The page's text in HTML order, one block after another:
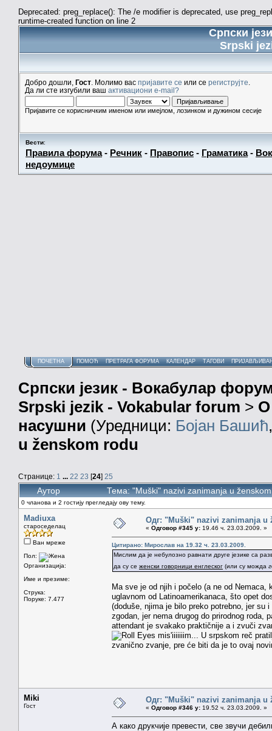
Deprecated: preg_replace(): The /e modifier is deprecated, use
runtime-created function on line 2
Српски
Srpski
Добро дошли, Гост . Молимо вас пријавите се или се региструјте
Да ли сте изгубили ваш активациони e-mail?
Пријавите се корисничким именом или имејлом, лозинком и дужином сесије
Вести:
Правила форума- Речник - Правопис - Граматика-
недоумице
ПОЧЕТНА ПОМОЋ ПРЕТРАГА ФОРУМА КАЛЕНДАР ТАГОВИ
Српски језик - Вокабулар
Srpski jezik - Vokabular forum > О
насушни (Уредници: Бојан Башић
u ženskom rodu
Странице: 1 ... 22 23 [24] 25
Аутор Тема: "Muški" nazivi zanimanja u
0 чланова и 2 гостију прегледају ову тему.
Madiuxa
староседелац
Ван мреже
Пол:
Организација:
Име и презиме:
Струка:
Поруке: 7.477
Одг: "Muški" nazivi zanimanja u
« Одговор #345 у: 19.46 ч. 23.03.2009. »
Цитирано: Мирослав на 19.32 ч. 23.03.2009.
Мислим да је небулозно равнати друге језике са
да су се женски говорници енглеског (или су можда
Ma sve je od njih i počelo (a ne od
uglavnom od Latinoamerikanaca, što opet
(doduše, njima je bilo preko potrebno, jer su
zgodan, jer nema drugog do prirodnog
attendant je svakako praktičnije a i zvuči
mis'iiiiiiim... U srpskom reč
zvanično zvanje, pre će biti da je to ovaj
Miki
Гост
Одг: "Muški" nazivi zanimanja u
« Одговор #346 у: 19.52 ч. 23.03.2009. »
А како друкчије превести, све звучи